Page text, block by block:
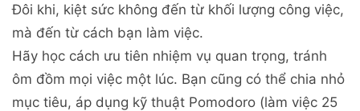
Đôi khi, kiệt sức không đến từ khối lượng công việc,
mà đến từ cách bạn làm việc.
Hãy học cách ưu tiên nhiệm vụ quan trọng, tránh
ôm đồm mọi việc một lúc. Bạn cũng có thể chia nhỏ
mục tiêu, áp dụng kỹ thuật Pomodoro (làm việc 25